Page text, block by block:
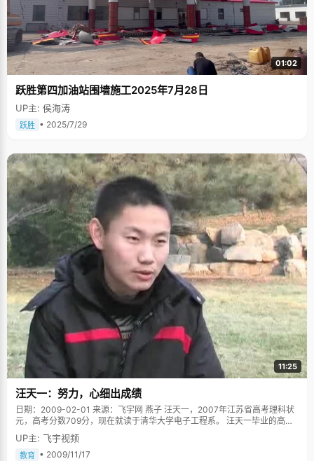
01:02
跃胜第四加油站围墙施工2025年7月28日
UP主: 侯海涛
跃胜 • 2025/7/29
11:25
汪天一：努力，心细出成绩
日期：2009-02-01 来源：飞宇网 燕子 汪天一，2007年江苏省高考理科状
元，高考分数709分，现在就读于清华大学电子工程系。 汪天一毕业的高中
在省里边算是二流中学吧，这里的生源都是省一中挑过一轮的，尽管如此，
每过三四年，学校里总能出一个全省状元，高考之前，汪天一就掰着指头盘
算过，如果不是自己那就是下一届的师弟师妹了，反正就在这两年。汪天一
UP主: 飞宇视频
教育 • 2009/11/17